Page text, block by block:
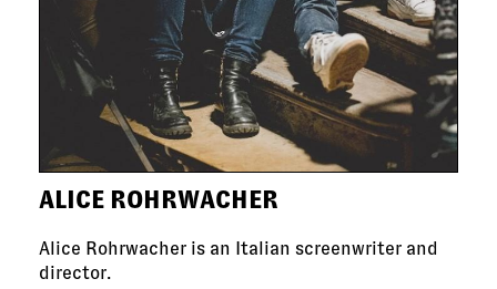
ALICE ROHRWACHER
Alice Rohrwacher is an Italian screenwriter and
director.